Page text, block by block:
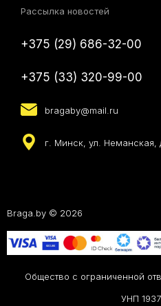
Рассылка новостей
+375 (29) 686-32-00
+375 (33) 320-99-00
bragaby@mail.ru
г. Минск, ул. Неманская,
Braga.by © 2026
Общество с ограниченной
УНП